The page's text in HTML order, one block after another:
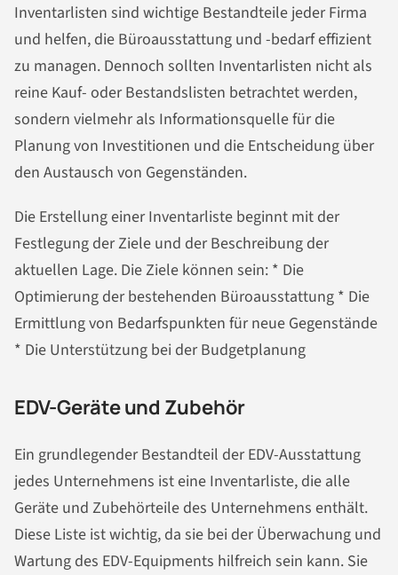
Inventarlisten sind wichtige Bestandteile jeder Firma
und helfen, die Büroausstattung und -bedarf effizient
zu managen. Dennoch sollten Inventarlisten nicht als
reine Kauf- oder Bestandslisten betrachtet werden,
sondern vielmehr als Informationsquelle für die
Planung von Investitionen und die Entscheidung über
den Austausch von Gegenständen.
Die Erstellung einer Inventarliste beginnt mit der
Festlegung der Ziele und der Beschreibung der
aktuellen Lage. Die Ziele können sein: * Die
Optimierung der bestehenden Büroausstattung * Die
Ermittlung von Bedarfspunkten für neue Gegenstände
* Die Unterstützung bei der Budgetplanung
EDV-Geräte und Zubehör
Ein grundlegender Bestandteil der EDV-Ausstattung
jedes Unternehmens ist eine Inventarliste, die alle
Geräte und Zubehörteile des Unternehmens enthält.
Diese Liste ist wichtig, da sie bei der Überwachung und
Wartung des EDV-Equipments hilfreich sein kann. Sie